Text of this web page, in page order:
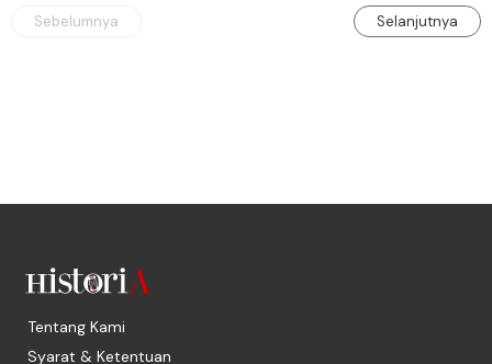
Sebelumnya Selanjutnya
Tentang Kami
Syarat & Ketentuan